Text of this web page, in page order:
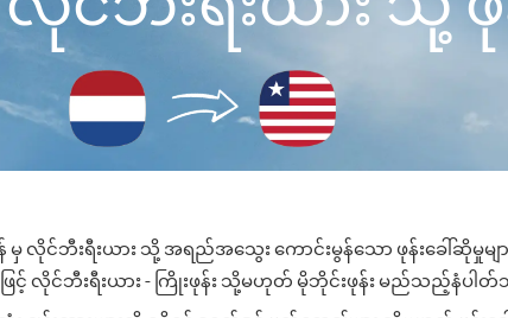
လိုင်ဘီးရီးယား သို့ အရည်အသွေး ကောင်းမွန်သော ဖုန်းခေါ်ဆိုမှုမ
ြင့် လိုင်ဘီးရီးယား - ကြိုးဖုန်း သို့မဟုတ် မိုဘိုင်းဖုန်း မည်သည့်နံပါတ်